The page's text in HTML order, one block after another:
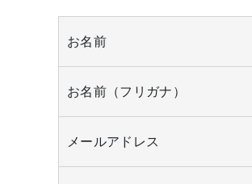
お名前
お名前（フリガナ）
メールアドレス